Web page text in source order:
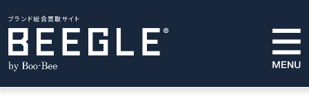
ブランド総合買取サイト